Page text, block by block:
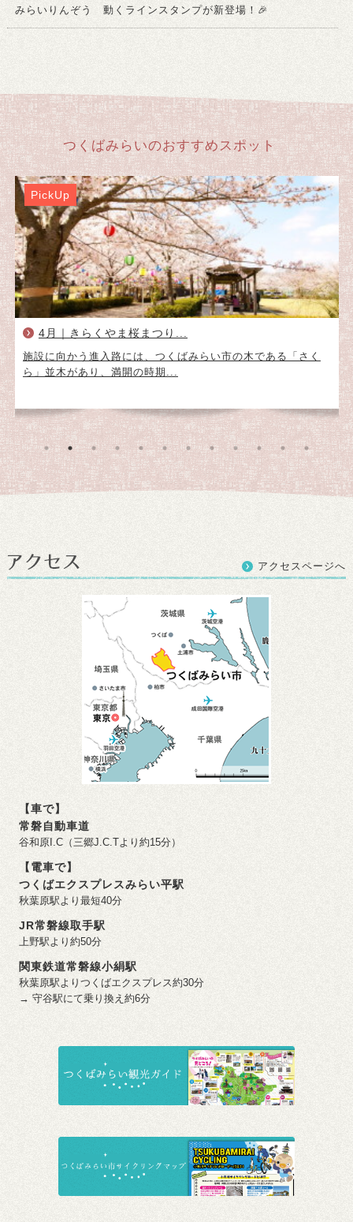
みらいりんぞう 動くラインスタンプが新登場！🎉
4月｜きらくやま桜まつり...
施設に向かう進入路には、つくばみらい市の木である「さく
ら」並木があり、満開の時期...
PickUp
アクセスページへ
【車で】
常磐自動車道
谷和原I.C（三郷J.C.Tより約15分）
【電車で】
つくばエクスプレスみらい平駅
秋葉原駅より最短40分
JR常磐線取手駅
上野駅より約50分
関東鉄道常磐線小絹駅
秋葉原駅よりつくばエクスプレス約30分
→ 守谷駅にて乗り換え約6分